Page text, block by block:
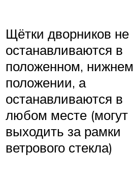
Щётки дворников не
останавливаются в
положенном, нижнем
положении, а
останавливаются в
любом месте (могут
выходить за рамки
ветрового стекла)